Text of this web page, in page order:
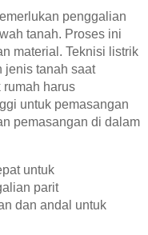
penggalian
tanah. Proses ini
material. Teknisi listrik
jenis tanah saat
rumah harus
untuk pemasangan
pemasangan di dalam
untuk
parit
dan andal untuk